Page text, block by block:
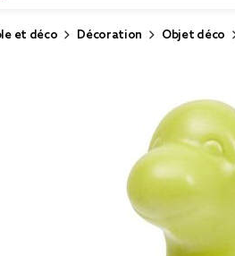
et déco Décoration Objet déco